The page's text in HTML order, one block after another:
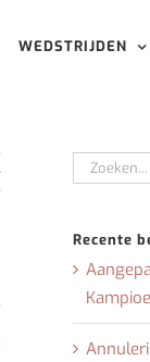
WEDSTRIJDEN
Zoeken
naar:
Recente